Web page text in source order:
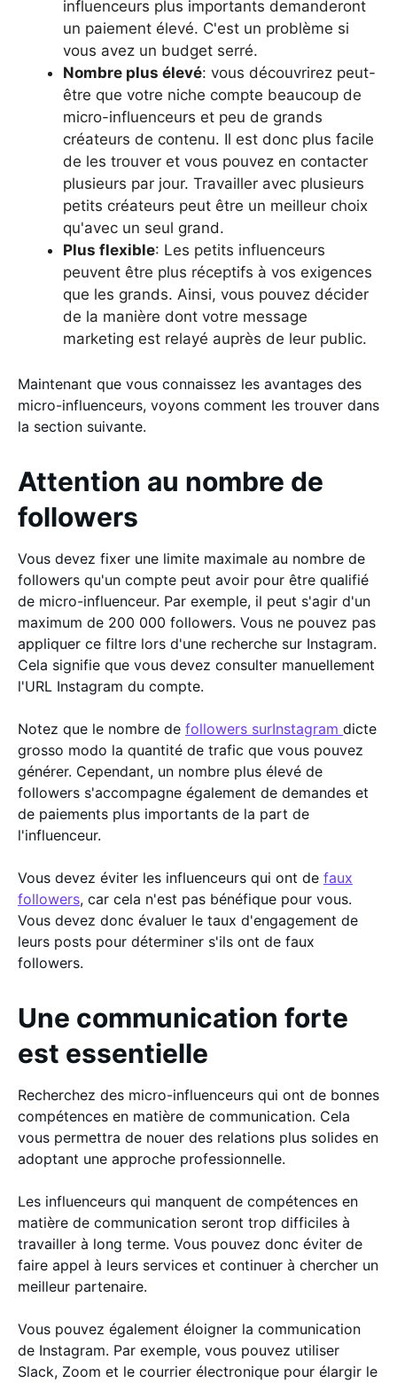
influenceurs plus importants demanderont
un paiement élevé. C'est un problème si
vous avez un budget serré.
Nombre plus élevé: vous découvrirez peut-
être que votre niche compte beaucoup de
micro-influenceurs et peu de grands
créateurs de contenu. Il est donc plus facile
de les trouver et vous pouvez en contacter
plusieurs par jour. Travailler avec plusieurs
petits créateurs peut être un meilleur choix
qu'avec un seul grand.
Plus flexible: Les petits influenceurs
peuvent être plus réceptifs à vos exigences
que les grands. Ainsi, vous pouvez décider
de la manière dont votre message
marketing est relayé auprès de leur public.
Maintenant que vous connaissez les avantages des
micro-influenceurs, voyons comment les trouver dans
la section suivante.
Attention au nombre de
followers
Vous devez fixer une limite maximale au nombre de
followers qu'un compte peut avoir pour être qualifié
de micro-influenceur. Par exemple, il peut s'agir d'un
maximum de 200 000 followers. Vous ne pouvez pas
appliquer ce filtre lors d'une recherche sur Instagram.
Cela signifie que vous devez consulter manuellement
l'URL Instagram du compte.
Notez que le nombre de followers surInstagram dicte
grosso modo la quantité de trafic que vous pouvez
générer. Cependant, un nombre plus élevé de
followers s'accompagne également de demandes et
de paiements plus importants de la part de
l'influenceur.
Vous devez éviter les influenceurs qui ont de faux
followers, car cela n'est pas bénéfique pour vous.
Vous devez donc évaluer le taux d'engagement de
leurs posts pour déterminer s'ils ont de faux
followers.
Une communication forte
est essentielle
Recherchez des micro-influenceurs qui ont de bonnes
compétences en matière de communication. Cela
vous permettra de nouer des relations plus solides en
adoptant une approche professionnelle.
Les influenceurs qui manquent de compétences en
matière de communication seront trop difficiles à
travailler à long terme. Vous pouvez donc éviter de
faire appel à leurs services et continuer à chercher un
meilleur partenaire.
Vous pouvez également éloigner la communication
de Instagram. Par exemple, vous pouvez utiliser
Slack, Zoom et le courrier électronique pour élargir le